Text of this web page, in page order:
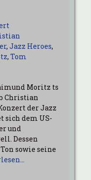
, Jazz Heroes,
, Tom
Moritz ts
Christian
der Jazz
sich dem US-
und
Dessen
sowie seine